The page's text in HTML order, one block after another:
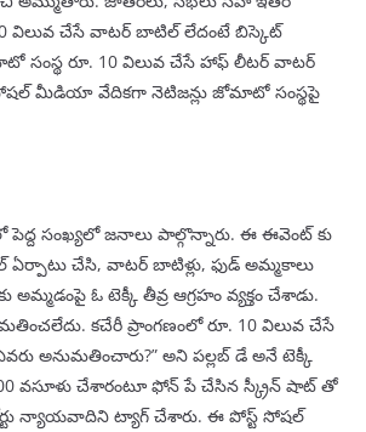
10 విలువ చేసే వాటర్ బాటిల్ లేదంటే బిస్కెట్
సంస్థ రూ. 10 విలువ చేసే హాఫ్ లీటర్ వాటర్
సోషల్ మీడియా వేదికగా నెటిజన్లు జోమాటో సంస్థపై
సంఖ్యలో జనాలు పాల్గొన్నారు. ఈ ఈవెంట్ కు
చేసి, వాటర్ బాటిళ్లు, ఫుడ్ అమ్మకాలు
ఓ టెక్కీ తీవ్ర ఆగ్రహం వ్యక్తం చేశాడు.
కచేరీ ప్రాంగణంలో రూ. 10 విలువ చేసే
అనుమతించారు?” అని పల్లబ్ డే అనే టెక్కీ
వసూళు చేశారంటూ ఫోన్ పే చేసిన స్క్రీన్ షాట్ తో
న్యాయవాదిని ట్యాగ్ చేశారు. ఈ పోస్ట్ సోషల్